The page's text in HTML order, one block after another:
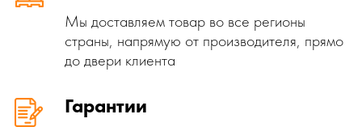
Мы доставляем товар во все регионы
страны, напрямую от производителя, прямо
до двери клиента
Гарантии